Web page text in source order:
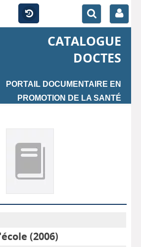
CATALOGUE
DOCTES
PORTAIL DOCUMENTAIRE EN
PROMOTION DE LA SANTÉ
(2006)